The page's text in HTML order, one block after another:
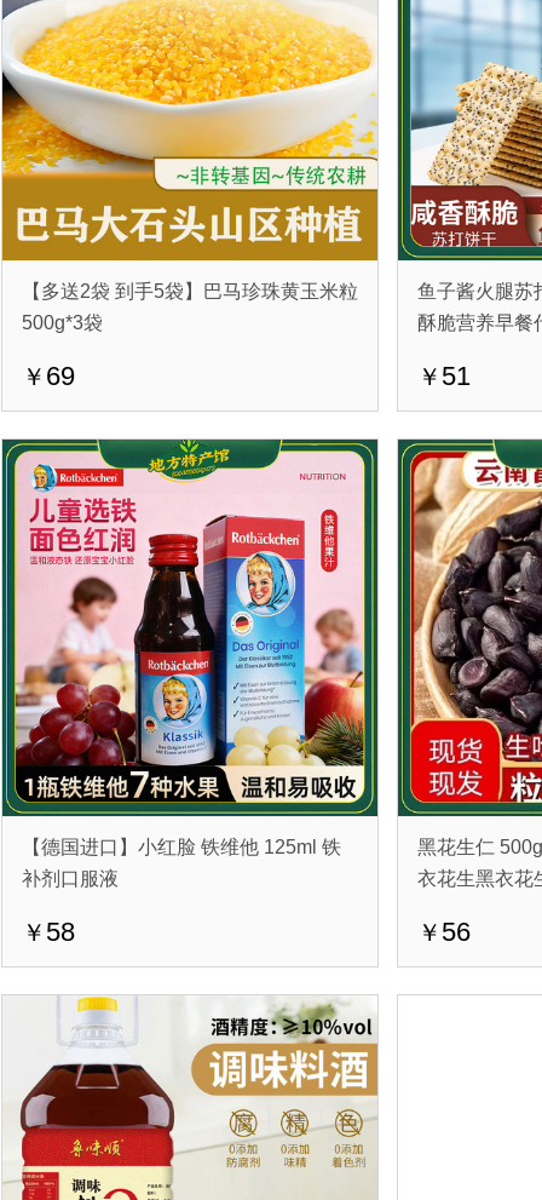
【多送2袋 到手5袋】巴马珍珠黄玉米粒
500g*3袋
￥ 69
鱼子酱火腿苏
酥脆营养早餐
￥ 51
【德国进口】小红脸 铁维他 125ml 铁
补剂口服液
￥ 58
黑花生仁
衣花生黑衣花
￥ 56